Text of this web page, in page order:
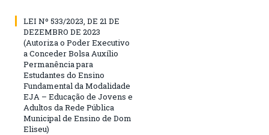
LEI Nº 533/2023, DE 21 DE
DEZEMBRO DE 2023
(Autoriza o Poder Executivo
a Conceder Bolsa Auxílio
Permanência para
Estudantes do Ensino
Fundamental da Modalidade
EJA – Educação de Jovens e
Adultos da Rede Pública
Municipal de Ensino de Dom
Eliseu)